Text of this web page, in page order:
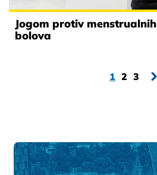
Jogom protiv menstrualnih
bolova
1 2 3